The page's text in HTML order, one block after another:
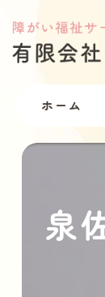
ホーム
泉